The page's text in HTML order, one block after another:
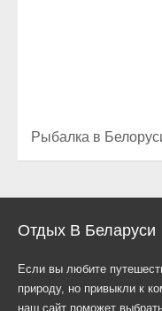
Рыбалка в
Отдых В Беларуси
Если вы любите
природу, но привыкли к
наш сайт поможет